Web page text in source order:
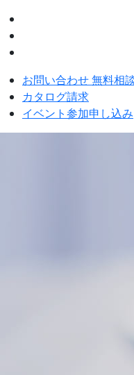
お問い合わせ 無料相
カタログ請求
イベント参加申し込み